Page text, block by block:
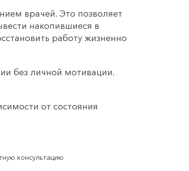
врачей. Это позволяет
накопившиеся в
работу жизненно
без личной мотивации.
от состояния
консультацию